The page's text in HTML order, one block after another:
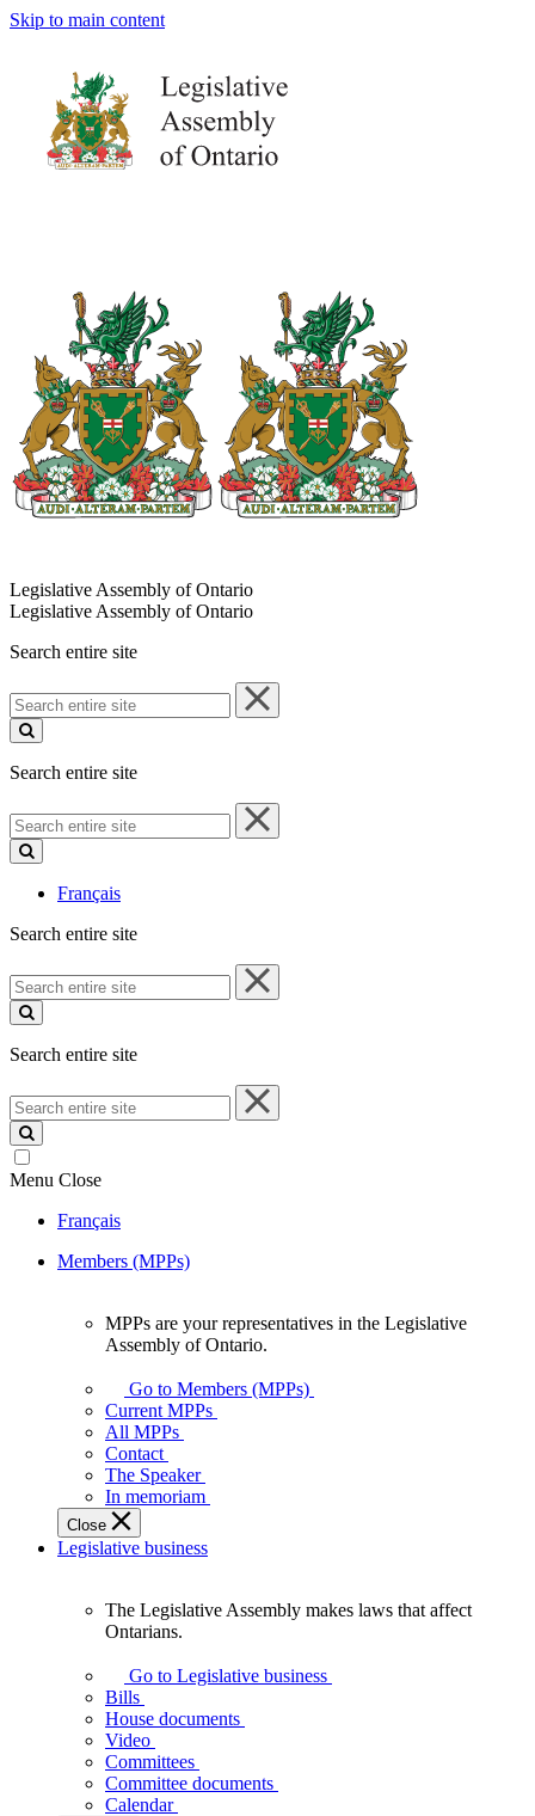
Skip to main content
Legislative Assembly of Ontario
Legislative Assembly of Ontario
Search entire site
Search
entire
site
Search entire site
Search
entire
site
Français
Search entire site
Search
entire
site
Search entire site
Search
entire
site
Menu Close
Français
Members (MPPs)
your
representatives
Legislative
Assembly
of
Ontario.
MPPs are your representatives in the Legislative
Assembly of Ontario.
Go to Members (MPPs)
Current MPPs
All MPPs
Contact
The Speaker
In memoriam
Close
Legislative business
Assembly
makes
laws
affect
Ontarians.
The Legislative Assembly makes laws that affect
Ontarians.
Go to Legislative business
Bills
House documents
Video
Committees
Committee documents
Calendar